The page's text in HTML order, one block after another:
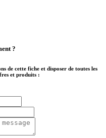
?
de cette fiche et disposer de toutes les
et produits :